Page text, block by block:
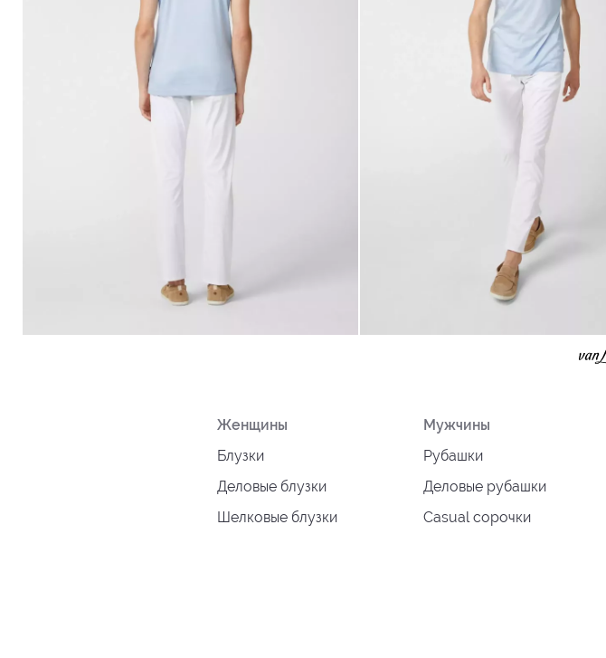
Женщины
Блузки
Деловые блузки
Шелковые блузки
Мужчины
Рубашки
Деловые рубашки
Casual сорочки